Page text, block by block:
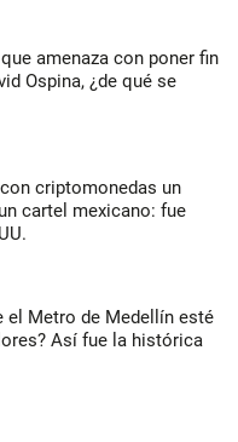
amenaza con poner fin
Ospina, ¿de qué se
criptomonedas un
cartel mexicano: fue
el Metro de Medellín esté
Así fue la histórica